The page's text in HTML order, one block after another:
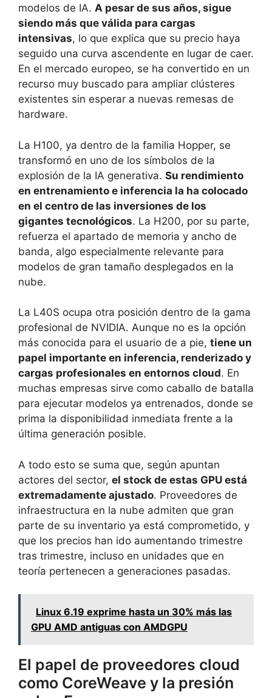
modelos de IA. A pesar de sus años, sigue
siendo más que válida para cargas
intensivas, lo que explica que su precio haya
seguido una curva ascendente en lugar de caer.
En el mercado europeo, se ha convertido en un
recurso muy buscado para ampliar clústeres
existentes sin esperar a nuevas remesas de
hardware.
La H100, ya dentro de la familia Hopper, se
transformó en uno de los símbolos de la
explosión de la IA generativa. Su rendimiento
en entrenamiento e inferencia la ha colocado
en el centro de las inversiones de los
gigantes tecnológicos. La H200, por su parte,
refuerza el apartado de memoria y ancho de
banda, algo especialmente relevante para
modelos de gran tamaño desplegados en la
nube.
La L40S ocupa otra posición dentro de la gama
profesional de NVIDIA. Aunque no es la opción
más conocida para el usuario de a pie, tiene un
papel importante en inferencia, renderizado y
cargas profesionales en entornos cloud. En
muchas empresas sirve como caballo de batalla
para ejecutar modelos ya entrenados, donde se
prima la disponibilidad inmediata frente a la
última generación posible.
A todo esto se suma que, según apuntan
actores del sector, el stock de estas GPU está
extremadamente ajustado. Proveedores de
infraestructura en la nube admiten que gran
parte de su inventario ya está comprometido, y
que los precios han ido aumentando trimestre
tras trimestre, incluso en unidades que en
teoría pertenecen a generaciones pasadas.
Linux 6.19 exprime hasta un 30% más las
GPU AMD antiguas con AMDGPU
El papel de proveedores cloud
como CoreWeave y la presión